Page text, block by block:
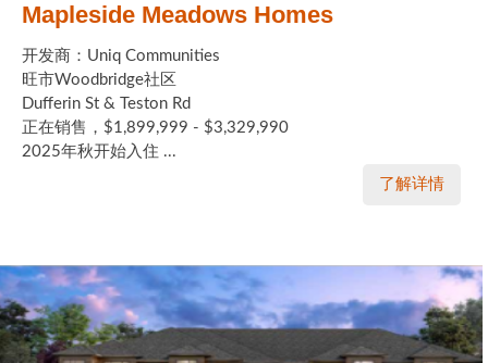
Mapleside Meadows Homes
开发商：Uniq Communities
旺市Woodbridge社区
Dufferin St & Teston Rd
正在销售，$1,899,999 - $3,329,990
2025年秋开始入住 ...
了解详情